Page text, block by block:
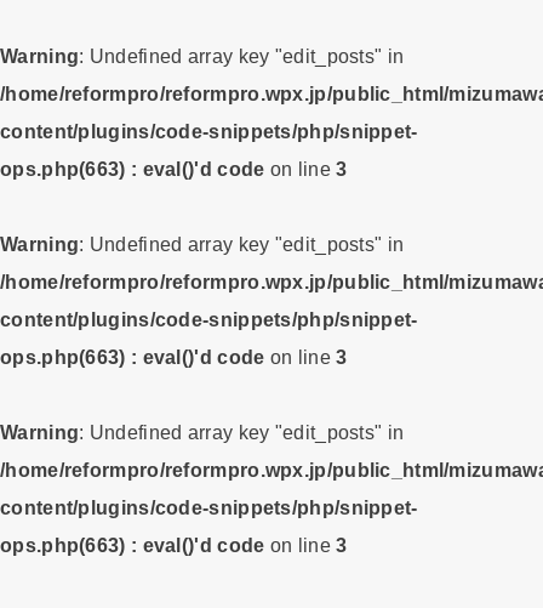
Warning: Undefined array key "edit_posts" in
/home/reformpro/reformpro.wpx.jp/public_html/
content/plugins/code-snippets/php/snippet-
ops.php(663) : eval()'d code on line3
Warning: Undefined array key "edit_posts" in
/home/reformpro/reformpro.wpx.jp/public_html/
content/plugins/code-snippets/php/snippet-
ops.php(663) : eval()'d code on line3
Warning: Undefined array key "edit_posts" in
/home/reformpro/reformpro.wpx.jp/public_html/
content/plugins/code-snippets/php/snippet-
ops.php(663) : eval()'d code on line3